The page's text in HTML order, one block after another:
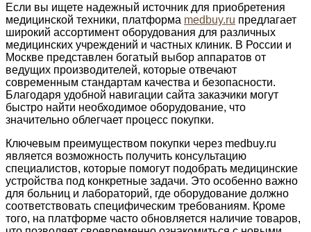
Если вы ищете надежный источник для приобретения
медицинской техники, платформа medbuy.ru предлагает
широкий ассортимент оборудования для различных
медицинских учреждений и частных клиник. В России и
Москве представлен богатый выбор аппаратов от
ведущих производителей, которые отвечают
современным стандартам качества и безопасности.
Благодаря удобной навигации сайта заказчики могут
быстро найти необходимое оборудование, что
значительно облегчает процесс покупки.
Ключевым преимуществом покупки через medbuy.ru
является возможность получить консультацию
специалистов, которые помогут подобрать медицинские
устройства под конкретные задачи. Это особенно важно
для больниц и лабораторий, где оборудование должно
соответствовать специфическим требованиям. Кроме
того, на платформе часто обновляется наличие товаров,